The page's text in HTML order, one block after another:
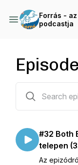
Forrás -
podcastja
#32 Both
telepen
Az